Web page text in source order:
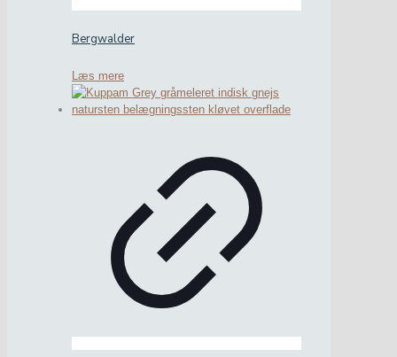
Bergwalder
Læs mere